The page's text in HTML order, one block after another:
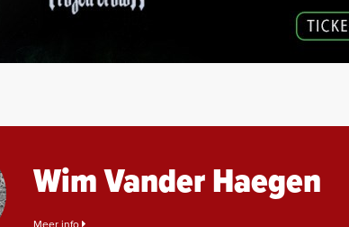
Wim Vander Haegen
Meer info